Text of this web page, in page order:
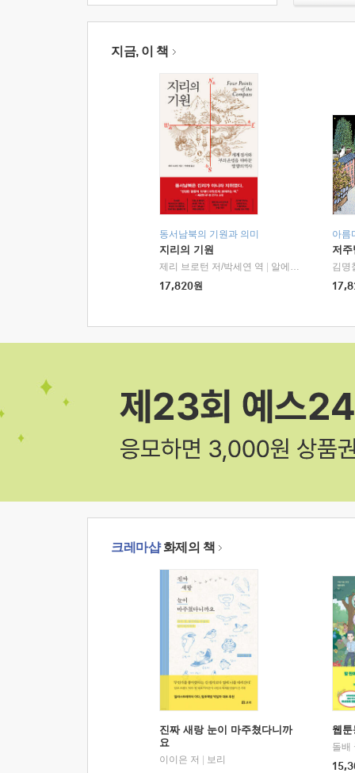
지금, 이 책
동서남북의 기원과 의미
지리의 기원
제리 브로턴 저/박세연 역
알에이치코리아(RHK)
17,820원
아름
저
김명
크레마샵화제의 책
진짜 새랑 눈이 마주쳤다니까
요
이이은 저
보리
웹
돌배